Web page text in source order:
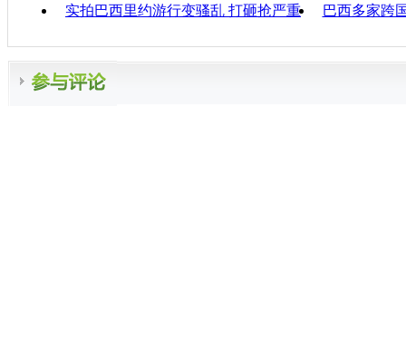
实拍巴西里约游行变骚乱 打砸抢严重
巴西多家跨